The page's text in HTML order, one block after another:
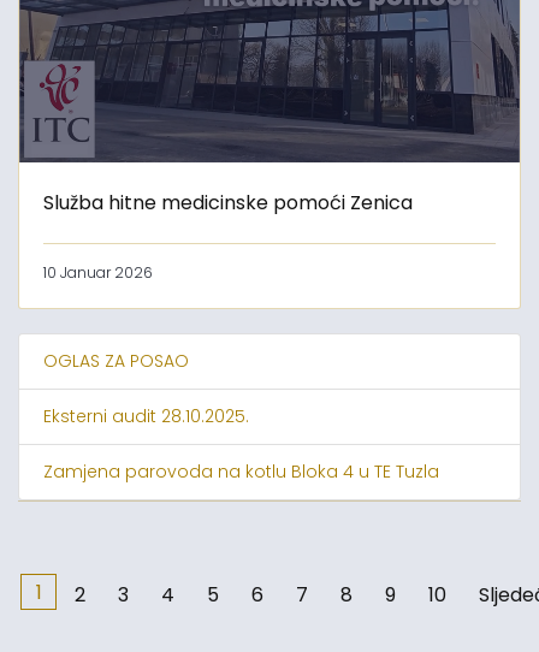
Služba hitne medicinske pomoći Zenica
10 Januar 2026
OGLAS ZA POSAO
Eksterni audit 28.10.2025.
Zamjena parovoda na kotlu Bloka 4 u TE Tuzla
1 2 3 4 5 6 7 8 9 10